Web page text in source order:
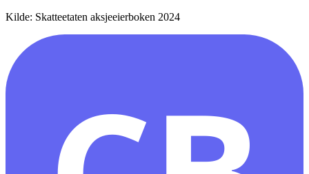
Kilde: Skatteetaten aksjeeierboken 2024